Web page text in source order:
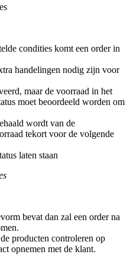
condities komt een order in
handelingen nodig zijn voor
maar de voorraad in het
moet beoordeeld worden om
wordt van de
tekort voor de volgende
laten staan
bevat dan zal een order na
producten controleren op
opnemen met de klant.